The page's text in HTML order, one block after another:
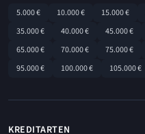
5.000 € 10.000 € 15.000 €
35.000 €
40.000 € 45.000 €
65.000 €
70.000 € 75.000 €
95.000 €
100.000 € 105.000 €
KREDITARTEN